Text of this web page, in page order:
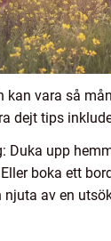
kan vara så
dejt tips
Duka upp
boka ett
njuta av en